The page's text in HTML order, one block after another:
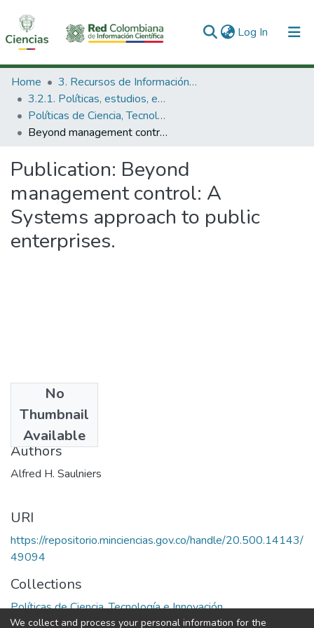
Log In (current)
Communities & Collections
All of DSpace
Statistics
Home
3. Recursos de Información Científica y Tecnológica
3.2.1. Políticas, estudios, evaluaciones e indicadores de CTeI
Políticas de Ciencia, Tecnología e Innovación
Beyond management control: A Systems approach to public enterprises.
Publication: Beyond
management control: A
Systems approach to public
enterprises.
No
Thumbnail
Available
1985
Authors
Alfred H. Saulniers
URI
https://repositorio.minciencias.gov.co/handle/20.500.14143/
49094
Collections
Políticas de Ciencia, Tecnología e Innovación
We collect and process your personal information for the